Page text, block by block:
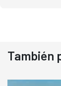
También